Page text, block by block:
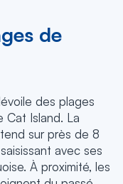
de
des plages
Cat Island. La
sur près de 8
avec ses
À proximité, les